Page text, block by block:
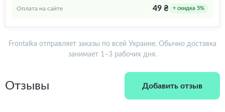
Оплата на сайте 49 ₴ + скидка 5%
Frontalka отправляет заказы по всей Украине. Обычно доставка
занимает 1–3 рабочих дня.
Отзывы Добавить отзыв